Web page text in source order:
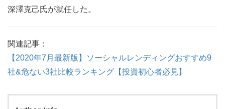
深澤克己氏が就任した。
関連記事：
【2020年7月最新版】ソーシャルレンディングおすすめ9
社&危ない3社比較ランキング【投資初心者必見】